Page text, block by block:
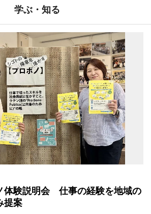
学ぶ・知る
体験説明会 仕事の経験を地域の
提案